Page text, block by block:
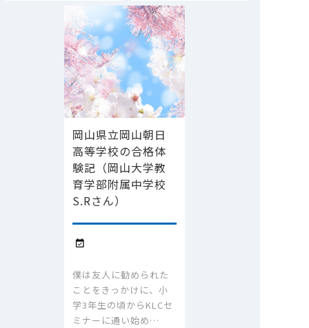
岡山県立岡山朝日
高等学校の合格体
験記（岡山大学教
育学部附属中学校
S.Rさん）

僕は友人に勧められた
ことをきっかけに、小
学3年生の頃からKLCセ
ミナーに通い始め…